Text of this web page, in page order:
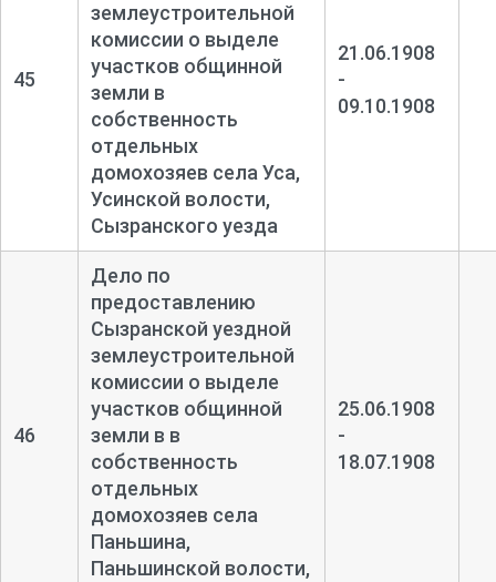
45
землеустроительной
комиссии о выделе
участков общинной
земли в
собственность
отдельных
домохозяев села Уса,
Усинской волости,
Сызранского уезда
21.06.1908
-
09.10.1908
46
Дело по
предоставлению
Сызранской уездной
землеустроительной
комиссии о выделе
участков общинной
земли в в
собственность
отдельных
домохозяев села
Паньшина,
Паньшинской волости,
25.06.1908
-
18.07.1908